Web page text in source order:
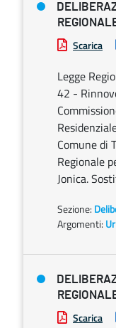
Scarica
Legge
42 -
Comune di
Regionale
Jonica.
Sezione:
Argomenti:
Scarica